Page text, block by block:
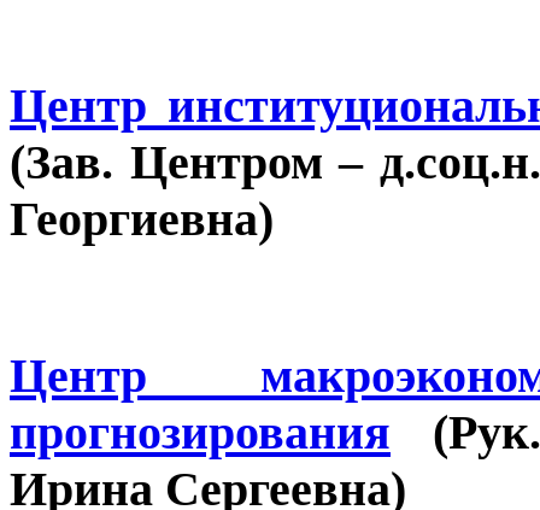
Центр
(Зав. Центром –
Георгиевна)
Центр
прогнозирования
Ирина Сергеевна)